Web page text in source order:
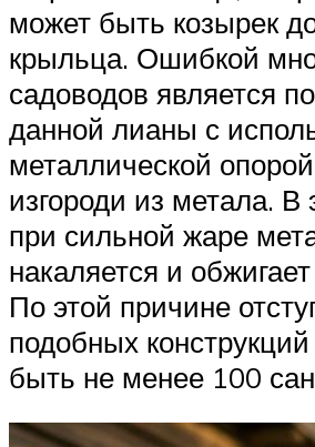
может быть козырек
крыльца. Ошибкой
садоводов является
данной лианы с
металлической
изгороди из метала. В
при сильной жаре
накаляется и
По этой причине
подобных
быть не менее 100